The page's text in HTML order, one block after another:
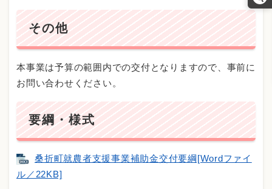
その他
本事業は予算の範囲内での交付となりますので、事前に
お問い合わせください。
要綱・様式
桑折町就農者支援事業補助金交付要綱[Wordファイ
ル／22KB]